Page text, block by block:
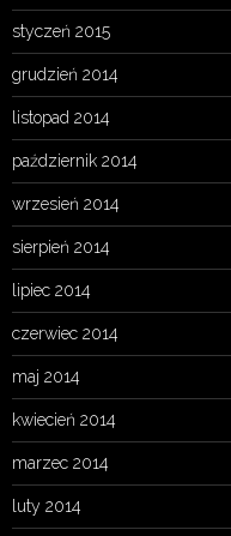
styczeń 2015
grudzień 2014
listopad 2014
październik 2014
wrzesień 2014
sierpień 2014
lipiec 2014
czerwiec 2014
maj 2014
kwiecień 2014
marzec 2014
luty 2014